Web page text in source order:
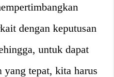
dengan keputusan
untuk dapat
yang tepat, kita harus